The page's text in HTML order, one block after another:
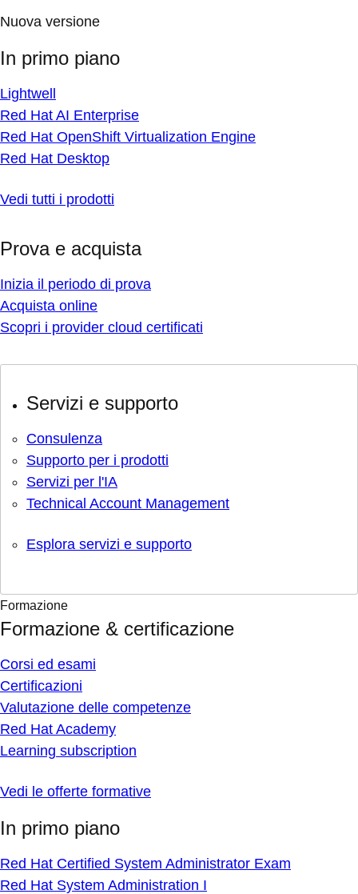
Nuova versione
In primo piano
Lightwell
Red Hat AI Enterprise
Red Hat OpenShift Virtualization Engine
Red Hat Desktop
Vedi tutti i prodotti
Prova e acquista
Inizia il periodo di prova
Acquista online
Scopri i provider cloud certificati
Servizi e supporto
Consulenza
Supporto per i prodotti
Servizi per l'IA
Technical Account Management
Esplora servizi e supporto
Formazione
Formazione & certificazione
Corsi ed esami
Certificazioni
Valutazione delle competenze
Red Hat Academy
Learning subscription
Vedi le offerte formative
In primo piano
Red Hat Certified System Administrator Exam
Red Hat System Administration I